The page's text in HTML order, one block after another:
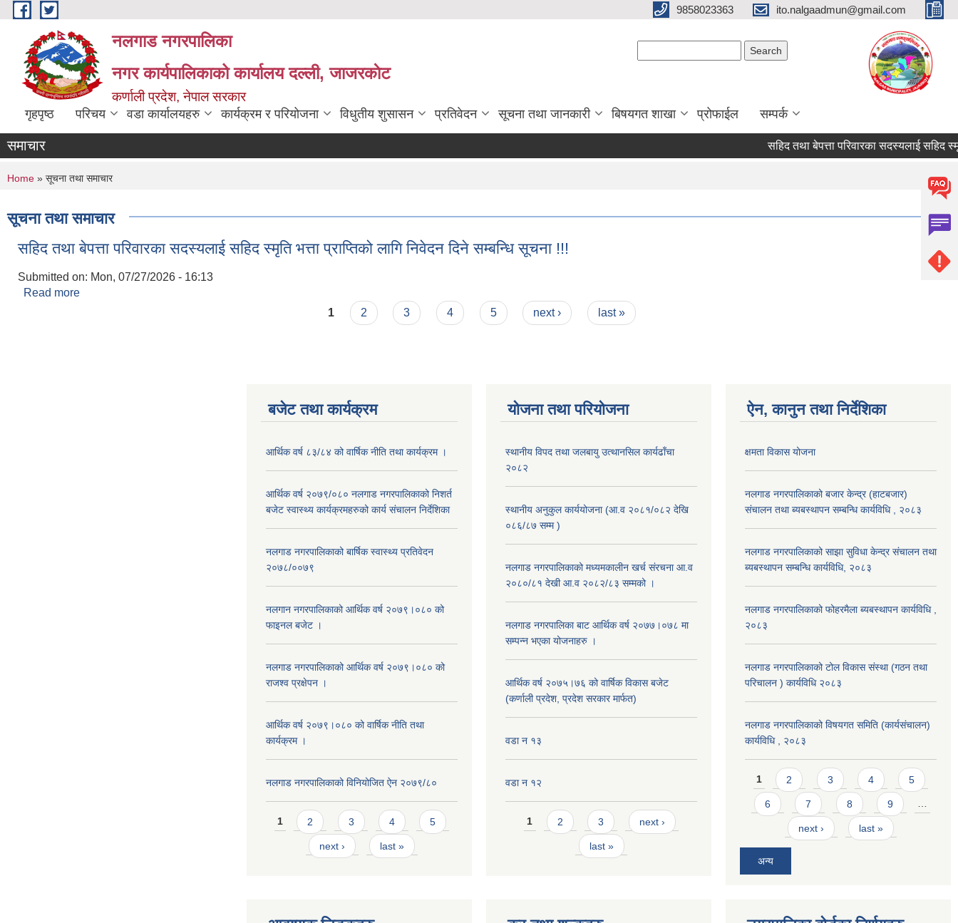
Skip to main content 9858023363 ito.nalgaadmun@gmail.com
नलगाड नगरपालिका
नगर कार्यपालिकाको कार्यालय दल्ली, जाजरकाेट
कर्णाली प्रदेश, नेपाल सरकार
गृहपृष्ठ परिचय वडा कार्यालयहरु कार्यक्रम र परियोजना विधुतीय शुसासन प्रतिवेदन सूचना तथा जानकारी बिषयगत शाखा प्रोफाईल सम्पर्क
समाचार सहिद तथा बेपत्ता परिवारका सदस्यलाई सहिद स्मृति
You are here
Home » सूचना तथा समाचार
सूचना तथा समाचार
सहिद तथा बेपत्ता परिवारका सदस्यलाई सहिद स्मृति भत्ता प्राप्तिको लागि निवेदन दिने सम्बन्धि सूचना !!!
Submitted on: Mon, 07/27/2026 - 16:13
Read more
1 2 3 4 5 next › last »
बजेट तथा कार्यक्रम
आर्थिक वर्ष ८३/८४ को वार्षिक नीति तथा कार्यक्रम ।
आर्थिक वर्ष २०७९/०८० नलगाड नगरपालिकाको निशर्त
बजेट स्वास्थ्य कार्यक्रमहरुको कार्य संचालन निर्देशिका
नलगाड नगरपालिकाको बार्षिक स्वास्थ्य प्रतिवेदन
२०७८/००७९
नलगान नगरपालिकाको आर्थिक वर्ष २०७९।०८० को
फाइनल बजेट ।
नलगाड नगरपालिकाको आर्थिक वर्ष २०७९।०८० को
राजश्व प्रक्षेपन ।
आर्थिक वर्ष २०७९।०८० को वार्षिक नीति तथा
कार्यक्रम ।
नलगाड नगरपालिकाको विनियोजित ऐन २०७९/८०
Pages
1 2 3 4 5
next › last »
योजना तथा परियोजना
स्थानीय विपद तथा जलबायु उत्थानसिल कार्यढाँचा
२०८२
स्थानीय अनुकुल कार्ययोजना (आ.व २०८१/०८२ देखि
०८६/८७ सम्म )
नलगाड नगरपालिकाको मध्यमकालीन खर्च संरचना आ.व
२०८०/८१ देखी आ.व २०८२/८३ सम्मको ।
नलगाड नगरपालिका बाट आर्थिक वर्ष २०७७।०७८ मा
सम्पन्न भएका योजनाहरु ।
आर्थिक वर्ष २०७५।७६ को वार्षिक विकास बजेट
(कर्णाली प्रदेश, प्रदेश सरकार मार्फत)
वडा न १३
वडा न १२
Pages
1 2 3 next ›
last »
ऐन, कानुन तथा निर्देशिका
क्षमता विकास योजना
नलगाड नगरपालिकाको बजार केन्द्र (हाटबजार)
संचालन तथा ब्यबस्थापन सम्बन्धि कार्यविधि , २०८३
नलगाड नगरपालिकाको साझा सुविधा केन्द्र संचालन तथा
ब्यबस्थापन सम्बन्धि कार्यविधि, २०८३
नलगाड नगरपालिकाको फोहरमैला ब्यबस्थापन कार्यविधि ,
२०८३
नलगाड नगरपालिकाको टोल विकास संस्था (गठन तथा
परिचालन ) कार्यविधि २०८३
नलगाड नगरपालिकाको विषयगत समिति (कार्यसंचालन)
कार्यविधि , २०८३
Pages
1 2 3 4 5
6 7 8 9 …
next › last »
अन्य